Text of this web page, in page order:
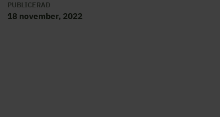
PUBLICERAD
18 november, 2022